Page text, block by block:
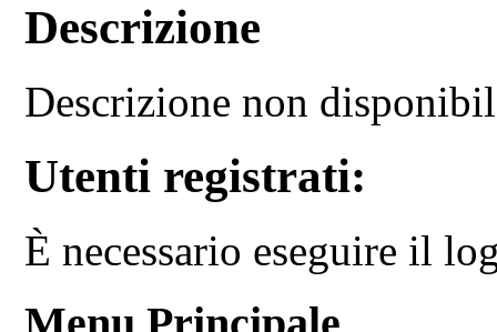
Descrizione
Descrizione non
Utenti registrati:
È necessario eseguire il